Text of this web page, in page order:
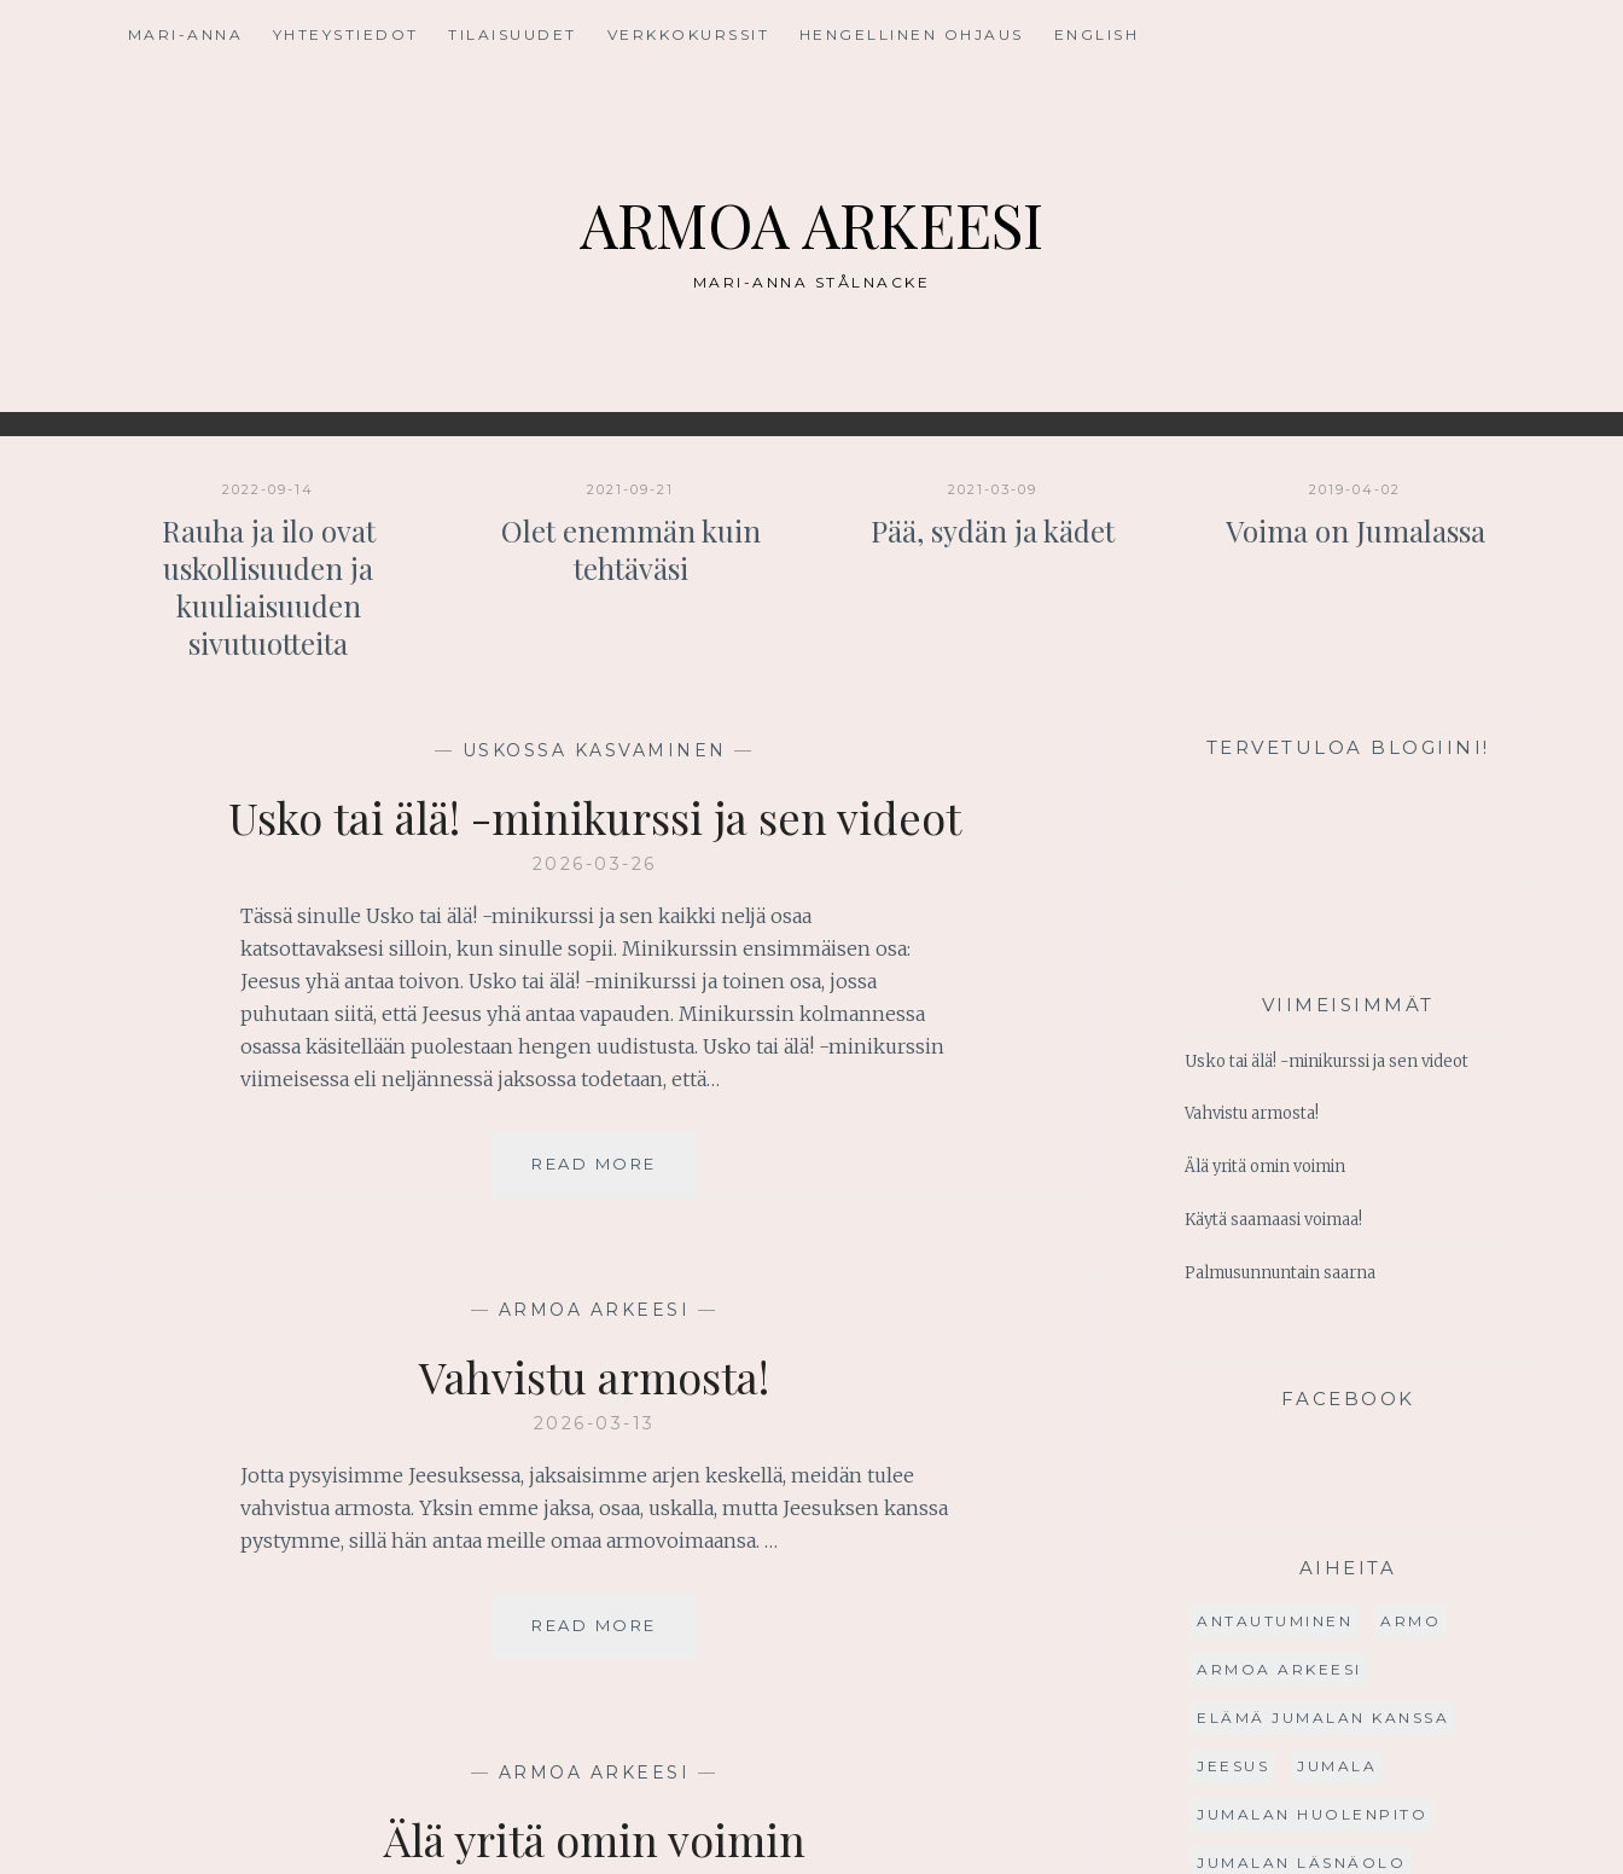
MARI-ANNA YHTEYSTIEDOT TILAISUUDET VERKKOKURSSIT HENGELLINEN OHJAUS ENGLISH
ARMOA ARKEESI
MARI-ANNA STÅLNACKE
2022-09-14
Rauha ja ilo ovat
uskollisuuden ja
kuuliaisuuden
sivutuotteita
2021-09-21
Olet enemmän kuin
tehtäväsi
2021-03-09
Pää, sydän ja kädet
2019-04-02
Voima on Jumalassa
— USKOSSA KASVAMINEN —
Usko tai älä! -minikurssi ja sen videot
2026-03-26
Tässä sinulle Usko tai älä! -minikurssi ja sen kaikki neljä osaa
katsottavaksesi silloin, kun sinulle sopii. Minikurssin ensimmäisen osa:
Jeesus yhä antaa toivon. Usko tai älä! -minikurssi ja toinen osa, jossa
puhutaan siitä, että Jeesus yhä antaa vapauden. Minikurssin kolmannessa
osassa käsitellään puolestaan hengen uudistusta. Usko tai älä! -minikurssin
viimeisessa eli neljännessä jaksossa todetaan, että…
READ MORE
SEN
— ARMOA ARKEESI —
Vahvistu armosta!
2026-03-13
Jotta pysyisimme Jeesuksessa, jaksaisimme arjen keskellä, meidän tulee
vahvistua armosta. Yksin emme jaksa, osaa, uskalla, mutta Jeesuksen kanssa
pystymme, sillä hän antaa meille omaa armovoimaansa. …
READ MORE
— ARMOA ARKEESI —
Älä yritä omin voimin
TERVETULOA BLOGIINI!
VIIMEISIMMÄT
Usko tai älä! -minikurssi ja sen videot
Vahvistu armosta!
Älä yritä omin voimin
Käytä saamaasi voimaa!
Palmusunnuntain saarna
FACEBOOK
AIHEITA
ANTAUTUMINEN ARMO
ARMOA ARKEESI
ELÄMÄ JUMALAN KANSSA
JEESUS JUMALA
JUMALAN HUOLENPITO
JUMALAN LÄSNÄOLO